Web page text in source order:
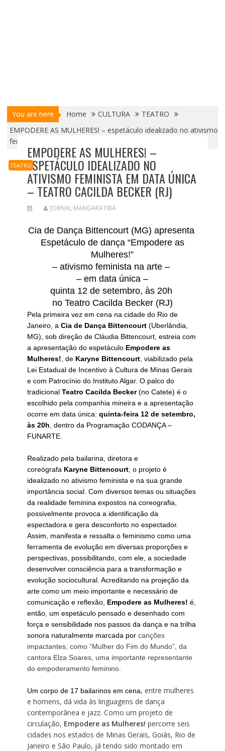
You are here Home CULTURA
TEATRO
EMPODERE AS MULHERES! – espetáculo idealizado no ativismo
feminista em data única – Teatro Cacilda Becker (RJ)
TEATRO
EMPODERE AS MULHERES! –
ESPETÁCULO IDEALIZADO NO
ATIVISMO FEMINISTA EM DATA ÚNICA
– TEATRO CACILDA BECKER (RJ)
JORNAL MANGARATIBA
Cia de Dança Bittencourt (MG) apresenta
Espetáculo de dança “Empodere as
Mulheres!”
– ativismo feminista na arte –
– em data única –
quinta 12 de setembro, às 20h
no Teatro Cacilda Becker (RJ)
Pela primeira vez em cena na cidade do Rio de
Janeiro, a Cia de Dança Bittencourt(Uberlândia,
MG), sob direção de Cláudia Bittencourt, estreia com
a apresentação do espetáculo Empodere as
Mulheres! , de Karyne Bittencourt, viabilizado pela
Lei Estadual de Incentivo à Cultura de Minas Gerais
e com Patrocínio do Instituto Algar. O palco do
tradicional Teatro Cacilda Becker(no Catete) é o
escolhido pela companhia mineira e a apresentação
ocorre em data única: quinta-feira 12 de setembro,
às 20h , dentro da Programação CODANÇA –
FUNARTE.
Realizado pela bailarina, diretora e
coreógrafa Karyne Bittencourt, o projeto é
idealizado no ativismo feminista e na sua grande
importância social. Com diversos temas ou situações
da realidade feminina expostos na coreografia,
possivelmente provoca a identificação da
espectadora e gera desconforto no espectador.
Assim, manifesta e ressalta o feminismo como uma
ferramenta de evolução em diversas proporções e
perspectivas, possibilitando, com ele, a sociedade
desenvolver consciência para a transformação e
evolução sociocultural. Acreditando na projeção da
arte como um meio importante e necessário de
comunicação e reflexão, Empodere as Mulheres! é,
então, um espetáculo pensado e desenhado com
força e sensibilidade nos passos da dança e na trilha
sonora naturalmente marcada por canções
impactantes, como “Mulher do Fim do Mundo”, da
cantora Elza Soares, uma importante representante
do empoderamento feminino.
Um corpo de 17 bailarinos em cena, entre mulheres
e homens, dá vida às linguagens de dança
contemporânea e jazz. Como um projeto de
circulação, Empodere as Mulheres! percorre seis
cidades nos estados de Minas Gerais, Goiás, Rio de
Janeiro e São Paulo, já tendo sido montado em